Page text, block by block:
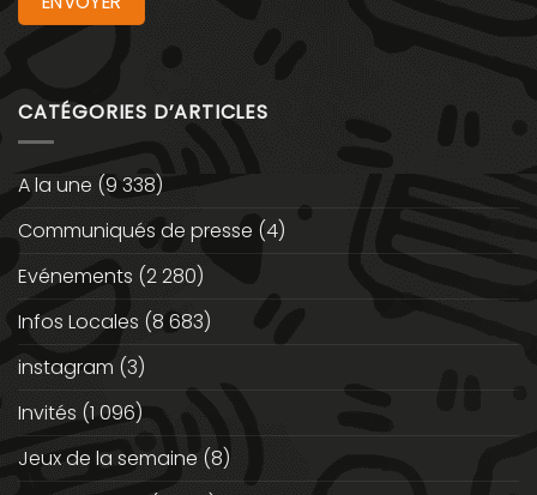
CATÉGORIES D’ARTICLES
A la une (9 338)
Communiqués de presse (4)
Evénements (2 280)
Infos Locales (8 683)
instagram (3)
Invités (1 096)
Jeux de la semaine (8)